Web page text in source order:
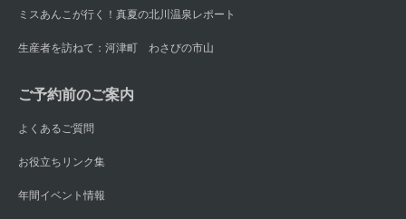
ミスあんこが行く！真夏の北川温泉レポート
生産者を訪ねて：河津町 わさびの市山
ご予約前のご案内
よくあるご質問
お役立ちリンク集
年間イベント情報